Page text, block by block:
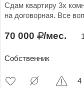
Сдам квартиру 3х
на договорная. Все
70 000 /мес.
Собственник
4